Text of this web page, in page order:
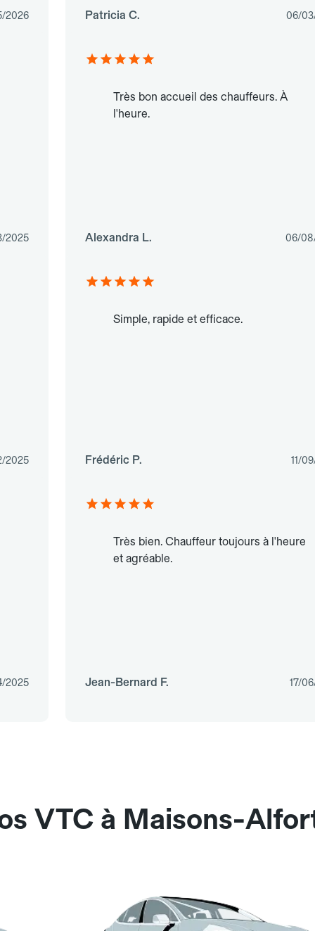
2026 Patricia C. 06/
2025
Très bon accueil des chauffeurs. À
l'heure.
Alexandra L. 06/
2025
Simple, rapide et efficace.
Frédéric P. 11/
2025
Très bien. Chauffeur toujours à l'heure
et agréable.
Jean-Bernard F. 17/
VTC à Maisons-